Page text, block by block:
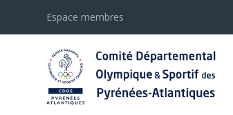
Espace membres